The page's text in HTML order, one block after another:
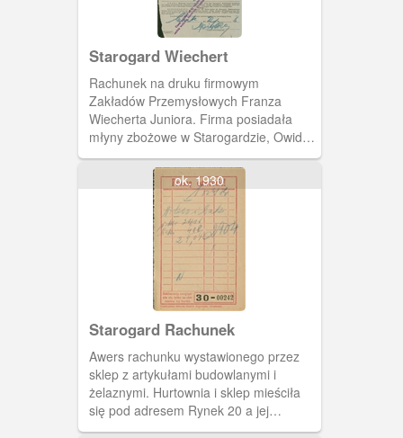
Starogard Wiechert
Rachunek na druku firmowym
Zakładów Przemysłowych Franza
Wiecherta Juniora. Firma posiadała
młyny zbożowe w Starogardzie, Owidzu
i Kolinczu. Piekarnia należąca do
Wiecherta zaopatrywała w pieczywo
Starogard i okolice. W 1928 firma
otworzyła w Starogardzie nowoczesną
łuszczarnię ryżu.
ok. 1930
Starogard Rachunek
Awers rachunku wystawionego przez
sklep z artykułami budowlanymi i
żelaznymi. Hurtownia i sklep mieściła
się pod adresem Rynek 20 a jej
właścicielem był B. Kurowski.